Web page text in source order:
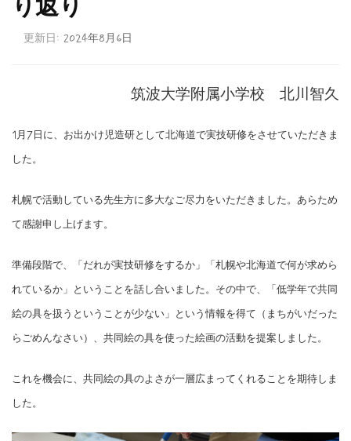
り返り
更新日: 2024年8月6日
筑波大学附属小学校 北川智久
1月7日に、お出かけ児造研として北海道で実技研修をさせていただきま
した。
札幌で活動している先生方に多大なご尽力をいただきました。あらため
て感謝申し上げます。
準備段階で、「だれが実技研修をするか」「札幌や北海道で何が求めら
れているか」ということを話し合いました。その中で、「低学年で共同
絵の具を扱うということが少ない」という情報を得て（まちがいだった
らごめんなさい）、共同絵の具を使った絵画の活動を提案しました。
これを機会に、共同絵の具のよさが一層広まってくれることを期待しま
した。